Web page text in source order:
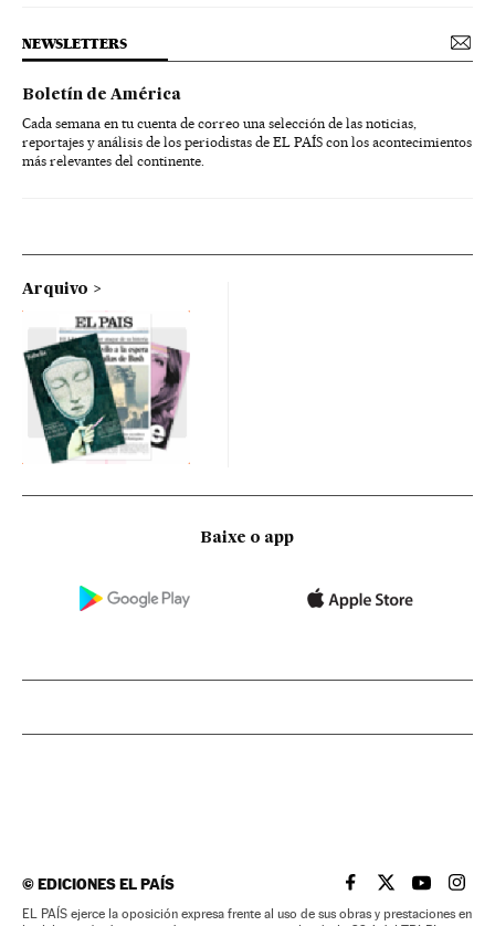
NEWSLETTERS
Boletín de América
Cada semana en tu cuenta de correo una selección de las noticias,
reportajes y análisis de los periodistas de EL PAÍS con los acontecimientos
más relevantes del continente.
Arquivo
Baixe o app
©EDICIONES EL PAÍS EL PAÍS BRASIL EN
EL PAÍSEL PAÍS
EL
EL PAÍS ejerce la oposición expresa frente al uso de sus obras y prestaciones en